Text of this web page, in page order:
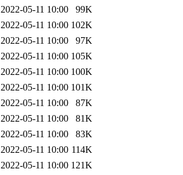
2022-05-11 10:00
99K
2022-05-11 10:00 102K
2022-05-11 10:00
97K
2022-05-11 10:00 105K
2022-05-11 10:00 100K
2022-05-11 10:00 101K
2022-05-11 10:00
87K
2022-05-11 10:00
81K
2022-05-11 10:00
83K
2022-05-11 10:00 114K
2022-05-11 10:00 121K